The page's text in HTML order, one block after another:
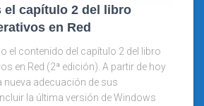
el capítulo 2 del libro
en Red
el contenido del capítulo 2 del libro
en Red (2ª edición). A partir de hoy
adecuación de sus
la última versión de Windows